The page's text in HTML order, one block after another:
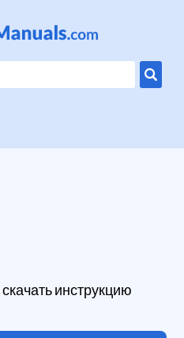
скачать инструкцию